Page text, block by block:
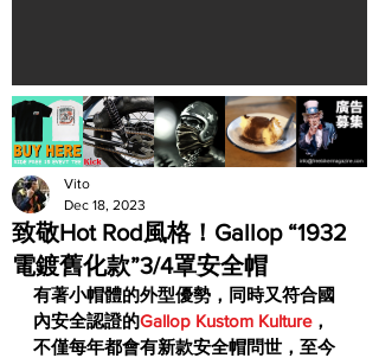
致敬Hot Rod風格！Gallop “1932
電鍍舊化款”3/4罩安全帽
Vito
Dec 18, 2023
有著小帽體的外型優勢，同時又符合國
內安全認證的Gallop Kustom Kulture，
不僅每年都會有新款安全帽問世，至今